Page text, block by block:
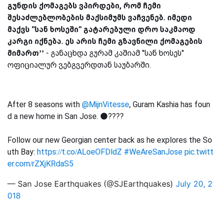
გუნდის ქომაგებს ვპირდები, რომ ჩემი
შესაძლებლობების მაქსიმუმს ვაჩვენებ. იმედი
მაქვს ''სან ხოსეში'' გატარებული დრო საკმაოდ
კარგი იქნება. ეს არის ჩემი გზავნილი ქომაგების
მიმართ’’ - განაცხდა გურამ კაშიამ ''სან ხოსეს''
ოფიციალურ ვებგვერდთან საუბარში.
After 8 seasons with @MijnVitesse, Guram Kashia has foun
d a new home in San Jose. ⚫️????
Follow our new Georgian center back as he explores the So
uth Bay: https://t.co/ALoeOFDldZ #WeAreSanJose pic.twitt
er.com/rZXjKRdaS5
— San Jose Earthquakes (@SJEarthquakes) July 20, 2
018